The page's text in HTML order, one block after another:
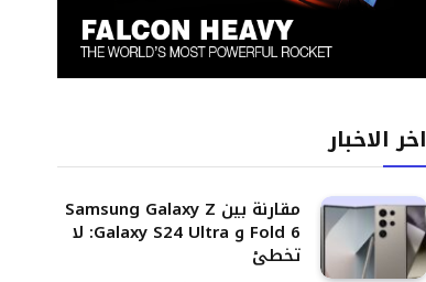
اخر الاخبار
مقارنة بين Samsung Galaxy Z
Fold 6 و Galaxy S24 Ultra: لا
تخطئ